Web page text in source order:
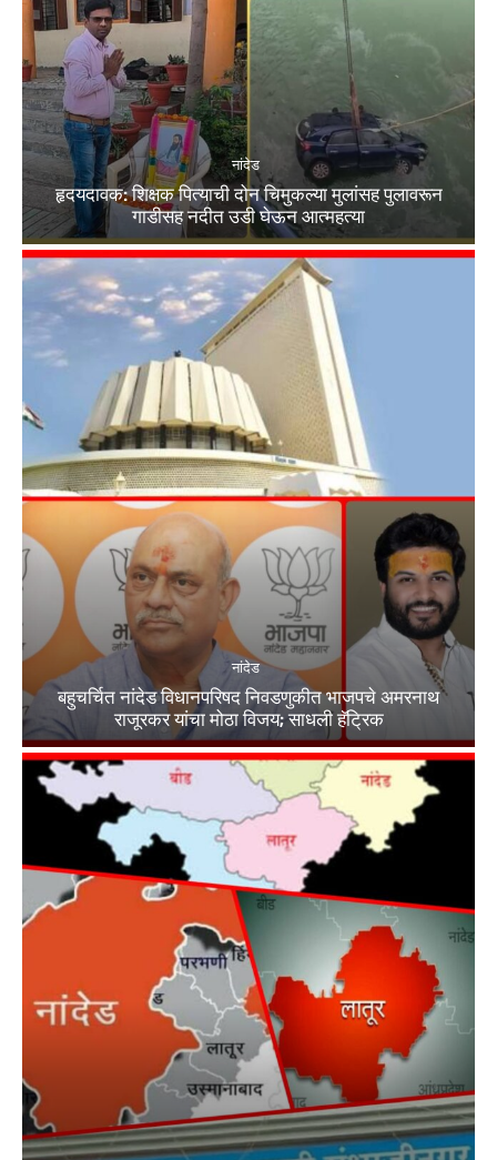
नांदेड
हृदयदावक: शिक्षक पित्याची दोन चिमुकल्या मुलांसह पुलावरून
गाडीसह नदीत उडी घेऊन आत्महत्या
नांदेड
बहुचर्चित नांदेड विधानपरिषद निवडणुकीत भाजपचे अमरनाथ
राजूरकर यांचा मोठा विजय; साधली हॅट्रिक